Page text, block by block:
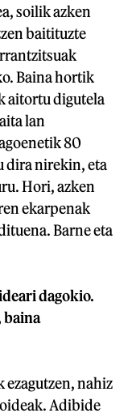
soilik azken
baitituzte
Baina hortik
aitortu digutela
lan
80
dira nirekin, eta
Hori, azken
ekarpenak
Barne eta
dagokio.
baina
ezagutzen, nahiz
Adibide